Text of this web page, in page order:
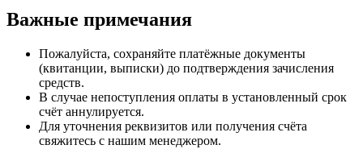
Важные примечания
Пожалуйста, сохраняйте платёжные документы
(квитанции, выписки) до подтверждения зачисления
средств.
В случае непоступления оплаты в установленный срок
счёт аннулируется.
Для уточнения реквизитов или получения счёта
свяжитесь с нашим менеджером.